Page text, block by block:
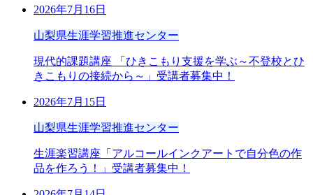
2026年7月16日
山梨県生涯学習推進センター
現代的課題講座 「ひきこもり支援を学ぶ～不登校とひ
きこもりの接続から～」受講者募集中！
2026年7月15日
山梨県生涯学習推進センター
生涯楽習講座「アルコールインクアートで自分色の作
品を作ろう！」受講者募集中！